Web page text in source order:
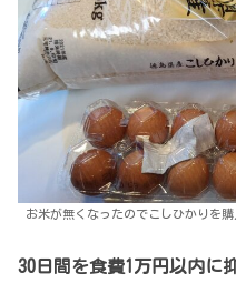
お米が無くなったのでこしひかりを
30日間を食費1万円以内に